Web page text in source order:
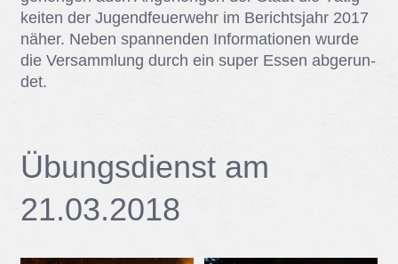
kei­ten der Ju­gend­feu­er­wehr im Be­richts­jahr 2017
nä­her. Ne­ben span­nen­den In­for­ma­tio­nen wur­de
die Ver­samm­lung durch ein su­per Es­sen ab­ge­run­
det.
Übungs­dienst am
21.03.2018